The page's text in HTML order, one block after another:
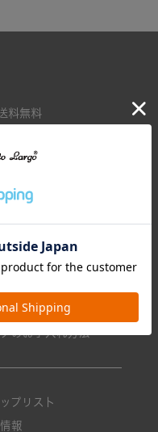
料無料
覧
一覧
セラー
プリスト
報